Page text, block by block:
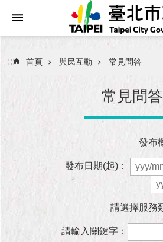
進
搜
市
隊
::: 首頁 與民互動 常見問答
常見問答
發布
發布日期(起)：
請選擇服務
請輸入關鍵字：